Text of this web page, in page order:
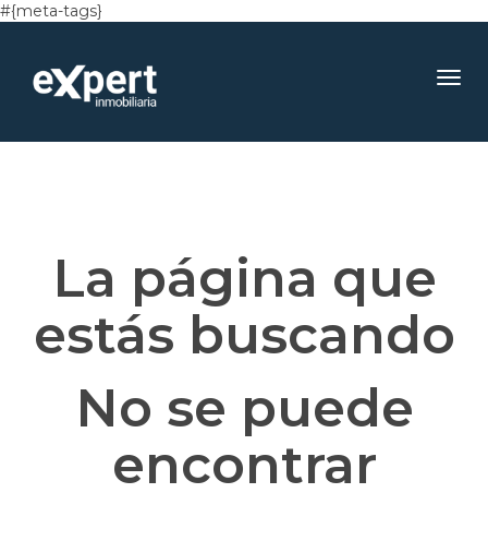
#{meta-tags}
La página que
estás buscando
No se puede
encontrar